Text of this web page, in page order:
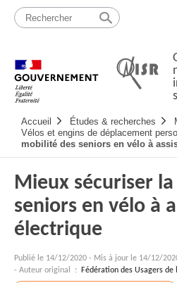
Passer
contenu
principale
Accueil Études & recherches
Vélos et engins de déplacement
mobilité des seniors en vélo à
Mieux sécuriser
seniors en vélo à
électrique
Publié le 14/12/2020 - Mis à jour le 14/12/
- Auteur original : Fédération des Usagers de